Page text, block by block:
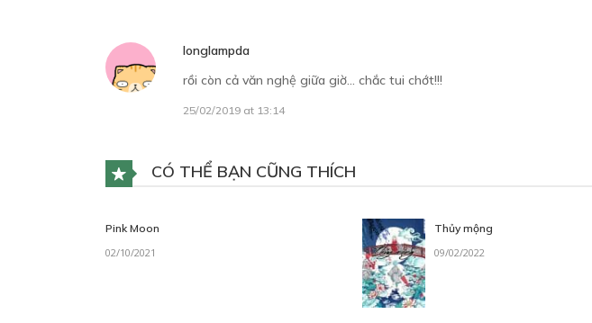
longlampda
rồi còn cả văn nghệ giữa giờ… chắc tui chớt!!!
25/02/2019 at 13:14
CÓ THỂ BẠN CŨNG THÍCH
Pink Moon
02/10/2021
Thủy mộng
09/02/2022